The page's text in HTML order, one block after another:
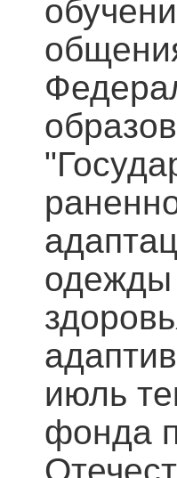
одежды
июль
фонда